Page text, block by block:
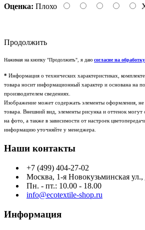
Оценка: Плохо
Продолжить
Нажимая на кнопку "Продолжить", я даю согласие на
* Информация о технических характеристиках,
товара носит информационный характер и основана на
производителем сведениях.
Изображение может содержать элементы оформления,
товара. Внешний вид, элементы рисунка и оттенок могут
на фото, а также в зависимости от настроек
информацию уточняйте у менеджера.
Наши контакты
+7 (499) 404-27-02
Москва, 1-я Новокузьминская ул.,
Пн. - пт.: 10.00 - 18.00
info@ecotextile-shop.ru
Информация